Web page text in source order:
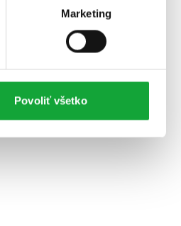
Marketing
Povoliť všetko